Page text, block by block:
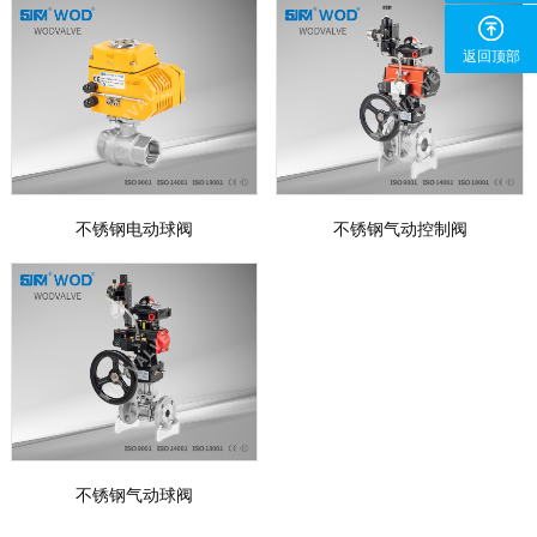
不锈钢电动球阀 不锈钢气动控制阀
不锈钢气动球阀
返回顶部